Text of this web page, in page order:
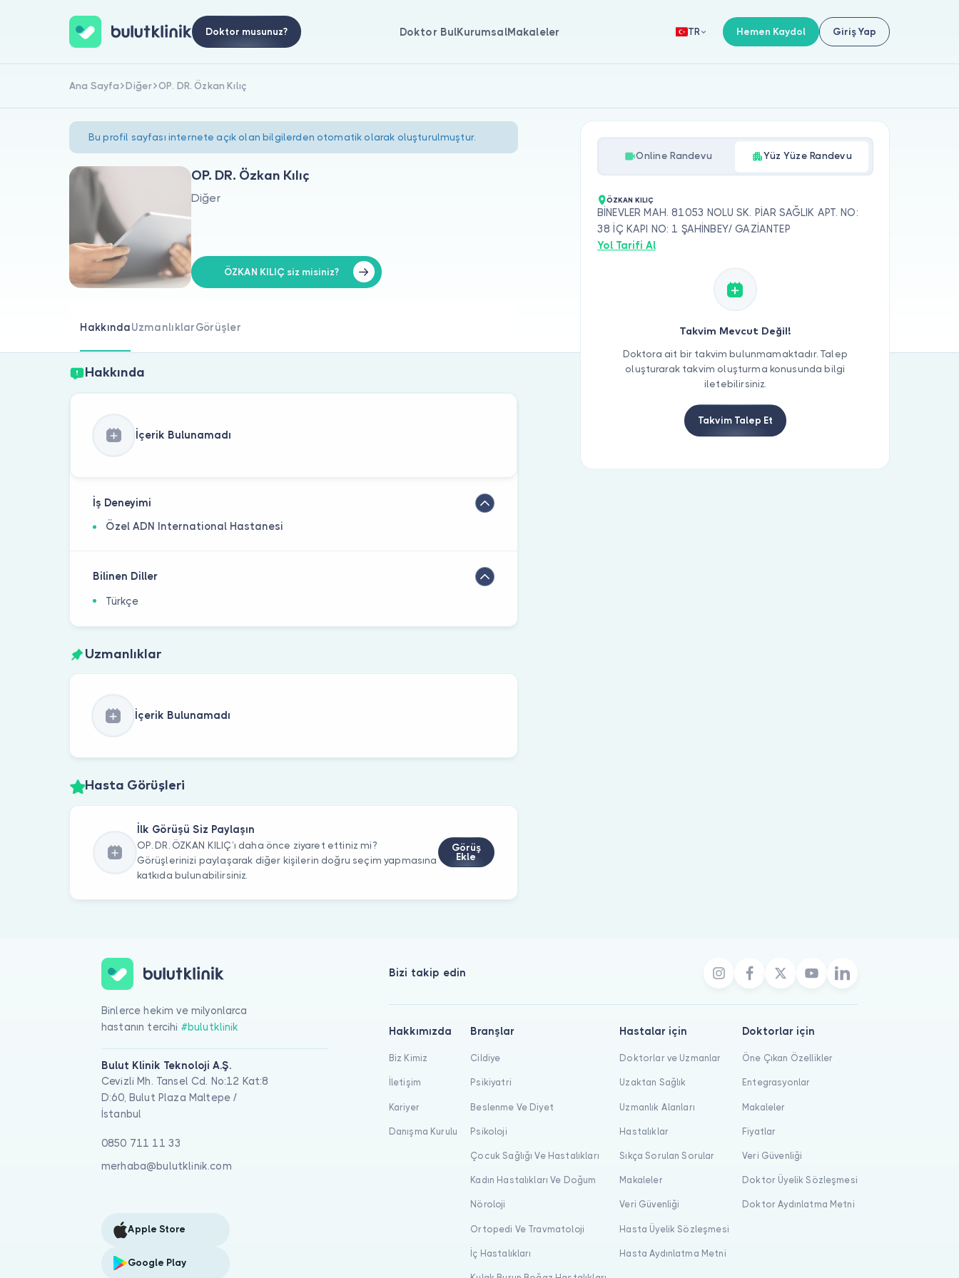
Doktor musunuz? Doktor BulKurumsalMakaleler TR Hemen Kaydol Giriş Yap
Ana Sayfa Diğer OP. DR. Özkan Kılıç
Bu profil sayfası internete açık olan bilgilerden otomatik olarak oluşturulmuştur.
OP. DR. Özkan Kılıç
Diğer
ÖZKAN KILIÇ siz misiniz?
HakkındaUzmanlıklarGörüşler
Hakkında
İçerik Bulunamadı
İş Deneyimi
Özel ADN International Hastanesi
Bilinen Diller
Türkçe
Uzmanlıklar
İçerik Bulunamadı
Hasta Görüşleri
İlk Görüşü Siz Paylaşın
OP. DR. ÖZKAN KILIÇ’ı daha önce ziyaret ettiniz mi?
Görüşlerinizi paylaşarak diğer kişilerin doğru seçim yapmasına
katkıda bulunabilirsiniz.
Görüş
Ekle
Online Randevu Yüz Yüze Randevu
ÖZKAN KILIÇ
BİNEVLER MAH. 81053 NOLU SK. PİAR SAĞLIK APT. NO:
38 İÇ KAPI NO: 1 ŞAHİNBEY/ GAZİANTEP
Yol Tarifi Al
Takvim Mevcut Değil!
Doktora ait bir takvim bulunmamaktadır. Talep
oluşturarak takvim oluşturma konusunda bilgi
iletebilirsiniz.
Takvim Talep Et
Binlerce hekim ve milyonlarca
hastanın tercihi #bulutklinik
Bulut Klinik Teknoloji A.Ş.
Cevizli Mh. Tansel Cd. No:12 Kat:8
D:60, Bulut Plaza Maltepe /
İstanbul
0850 711 11 33
merhaba@bulutklinik.com
Apple Store
Google Play
Bizi takip edin
Hakkımızda
Biz Kimiz
İletişim
Kariyer
Danışma Kurulu
Branşlar
Cildiye
Psikiyatri
Beslenme Ve Diyet
Psikoloji
Çocuk Sağlığı Ve Hastalıkları
Kadın Hastalıkları Ve Doğum
Nöroloji
Ortopedi Ve Travmatoloji
İç Hastalıkları
Hastalar için
Doktorlar ve Uzmanlar
Uzaktan Sağlık
Uzmanlık Alanları
Hastalıklar
Sıkça Sorulan Sorular
Makaleler
Veri Güvenliği
Hasta Üyelik Sözleşmesi
Hasta Aydınlatma Metni
Doktorlar için
Öne Çıkan Özellikler
Entegrasyonlar
Makaleler
Fiyatlar
Veri Güvenliği
Doktor Üyelik Sözleşmesi
Doktor Aydınlatma Metni